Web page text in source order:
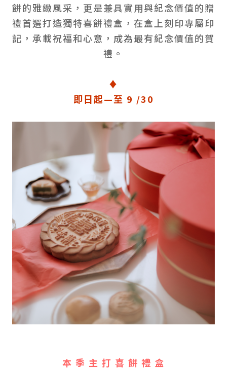
餅的雅緻風采，更是兼具實用與紀念價值的贈
禮首選打造獨特喜餅禮盒，在盒上刻印專屬印
記，承載祝福和心意，成為最有紀念價值的賀
禮。
♦
即日起—至 9 /30
本 季 主 打 喜 餅 禮 盒